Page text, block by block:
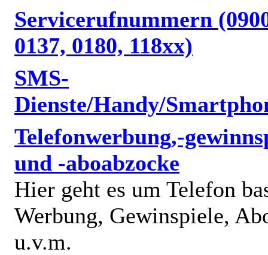
Servicerufnummern
0137, 0180, 118xx)
SMS-
Dienste/Handy/
Telefonwerbung,-
und -aboabzocke
Hier geht es um Telefon
Werbung, Gewinspiele,
u.v.m.